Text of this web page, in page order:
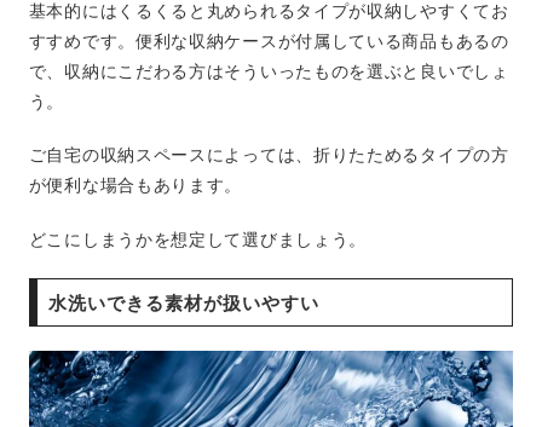
基本的にはくるくると丸められるタイプが収納しやすくてお
すすめです。便利な収納ケースが付属している商品もあるの
で、収納にこだわる方はそういったものを選ぶと良いでしょ
う。
ご自宅の収納スペースによっては、折りたためるタイプの方
が便利な場合もあります。
どこにしまうかを想定して選びましょう。
水洗いできる素材が扱いやすい